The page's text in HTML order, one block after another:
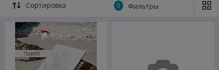
Сортировка 0 Фильтры